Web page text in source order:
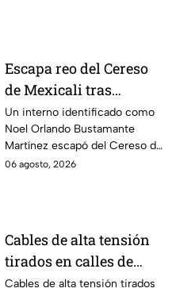
Escapa reo del Cereso
de Mexicali tras
audiencia inicial; fue
localizado horas
después
Un interno identificado como
Noel Orlando Bustamante
Martínez escapó del Cereso de
Mexicali tras una audiencia
06 agosto, 2026
Cables de alta tensión
tirados en calles de
Buenos Aires Sur
Cables de alta tensión tirados